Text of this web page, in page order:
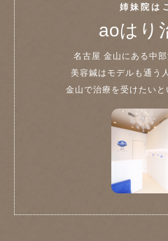
姉妹院は
aoはり
名古屋 金山にある中部
美容鍼はモデルも通う
金山で治療を受けたいと